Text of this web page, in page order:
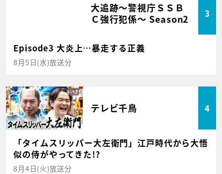
大追跡～警視庁ＳＳＢ
Ｃ強行犯係～ Season2
3
Episode3 大炎上…暴走する正義
8月5日(水)放送分
テレビ千鳥 4
「タイムスリッパー大左衛門」江戸時代から大悟
似の侍がやってきた!?
8月4日(火)放送分